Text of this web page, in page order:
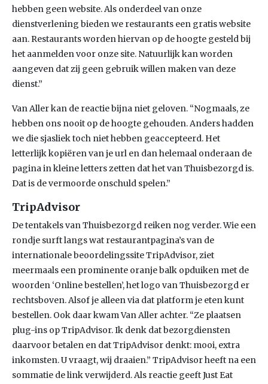
hebben geen website. Als onderdeel van onze
dienstverlening bieden we restaurants een gratis website
aan. Restaurants worden hiervan op de hoogte gesteld bij
het aanmelden voor onze site. Natuurlijk kan worden
aangeven dat zij geen gebruik willen maken van deze
dienst.”
Van Aller kan de reactie bijna niet geloven. “Nogmaals, ze
hebben ons nooit op de hoogte gehouden. Anders hadden
we die sjasliek toch niet hebben geaccepteerd. Het
letterlijk kopiëren van je url en dan helemaal onderaan de
pagina in kleine letters zetten dat het van Thuisbezorgd is.
Dat is de vermoorde onschuld spelen.”
TripAdvisor
De tentakels van Thuisbezorgd reiken nog verder. Wie een
rondje surft langs wat restaurantpagina’s van de
internationale beoordelingssite TripAdvisor, ziet
meermaals een prominente oranje balk opduiken met de
woorden ‘Online bestellen’, het logo van Thuisbezorgd er
rechtsboven. Alsof je alleen via dat platform je eten kunt
bestellen. Ook daar kwam Van Aller achter. “Ze plaatsen
plug-ins op TripAdvisor. Ik denk dat bezorgdiensten
daarvoor betalen en dat TripAdvisor denkt: mooi, extra
inkomsten. U vraagt, wij draaien.” TripAdvisor heeft na een
sommatie de link verwijderd. Als reactie geeft Just Eat